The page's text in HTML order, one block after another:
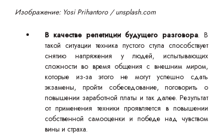
Изображение: Yosi Prihantoro / unsplash.com
В качестве репетиции будущего разговора. В
такой ситуации техника пустого стула способствует
снятию напряжения у людей, испытывающих
сложности во время общения с внешним миром,
которые из-за этого не могут успешно сдать
экзамены, пройти собеседование, поговорить о
повышении заработной платы и так далее. Результат
от применения техники проявляется в повышении
собственной самооценки и победе над чувством
вины и страха.